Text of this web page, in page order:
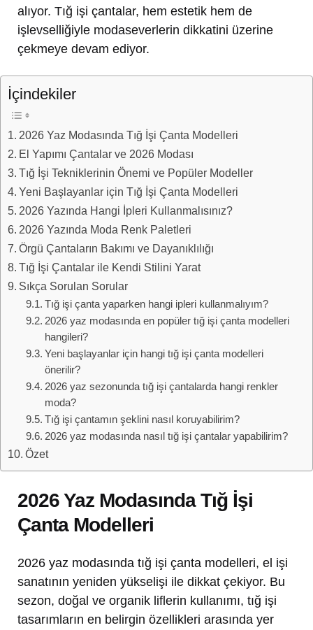
alıyor. Tığ işi çantalar, hem estetik hem de
işlevselliğiyle modaseverlerin dikkatini üzerine
çekmeye devam ediyor.
İçindekiler
2026 Yaz Modasında Tığ İşi Çanta Modelleri
El Yapımı Çantalar ve 2026 Modası
Tığ İşi Tekniklerinin Önemi ve Popüler Modeller
Yeni Başlayanlar için Tığ İşi Çanta Modelleri
2026 Yazında Hangi İpleri Kullanmalısınız?
2026 Yazında Moda Renk Paletleri
Örgü Çantaların Bakımı ve Dayanıklılığı
Tığ İşi Çantalar ile Kendi Stilini Yarat
Sıkça Sorulan Sorular
Tığ işi çanta yaparken hangi ipleri kullanmalıyım?
2026 yaz modasında en popüler tığ işi çanta modelleri
hangileri?
Yeni başlayanlar için hangi tığ işi çanta modelleri
önerilir?
2026 yaz sezonunda tığ işi çantalarda hangi renkler
moda?
Tığ işi çantamın şeklini nasıl koruyabilirim?
2026 yaz modasında nasıl tığ işi çantalar yapabilirim?
Özet
2026 Yaz Modasında Tığ İşi
Çanta Modelleri
2026 yaz modasında tığ işi çanta modelleri, el işi
sanatının yeniden yükselişi ile dikkat çekiyor. Bu
sezon, doğal ve organik liflerin kullanımı, tığ işi
tasarımların en belirgin özellikleri arasında yer